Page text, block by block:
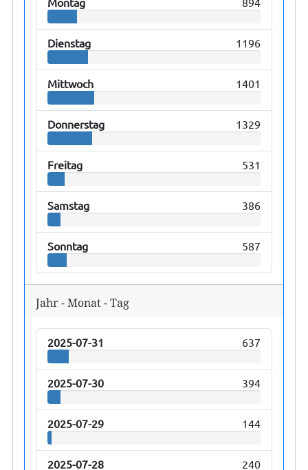
Dienstag 1196
Mittwoch 1401
Donnerstag 1329
Freitag 531
Samstag 386
Sonntag 587
Jahr - Monat - Tag
2025-07-31 637
2025-07-30 394
2025-07-29 144
2025-07-28 240